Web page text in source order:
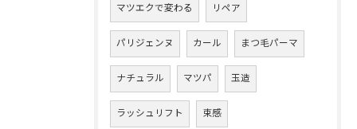
マツエクで変わる リペア
パリジェンヌ カール まつ毛パーマ
ナチュラル マツパ 玉造
ラッシュリフト 束感